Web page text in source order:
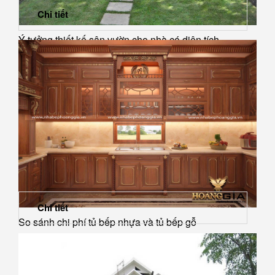
Ý tưởng thiết kế sân vườn cho nhà có diện tích...
Chi tiết
So sánh chi phí tủ bếp nhựa và tủ bếp gỗ
Chi tiết